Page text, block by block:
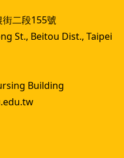
二段155號
St., Beitou Dist., Taipei
Building